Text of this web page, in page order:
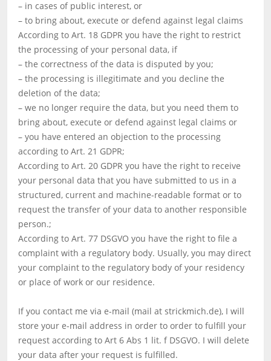
– in cases of public interest, or
– to bring about, execute or defend against legal claims
According to Art. 18 GDPR you have the right to restrict
the processing of your personal data, if
– the correctness of the data is disputed by you;
– the processing is illegitimate and you decline the
deletion of the data;
– we no longer require the data, but you need them to
bring about, execute or defend against legal claims or
– you have entered an objection to the processing
according to Art. 21 GDPR;
According to Art. 20 GDPR you have the right to receive
your personal data that you have submitted to us in a
structured, current and machine-readable format or to
request the transfer of your data to another responsible
person.;
According to Art. 77 DSGVO you have the right to file a
complaint with a regulatory body. Usually, you may direct
your complaint to the regulatory body of your residency
or place of work or our residence.
If you contact me via e-mail (mail at strickmich.de), I will
store your e-mail address in order to order to fulfill your
request according to Art 6 Abs 1 lit. f DSGVO. I will delete
your data after your request is fulfilled.